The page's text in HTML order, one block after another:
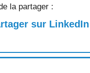
la partager :